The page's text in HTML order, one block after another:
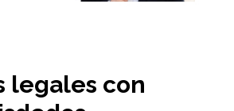
legales con